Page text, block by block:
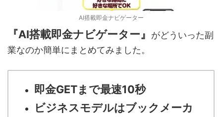
AI搭載即金ナビゲーター
『AI搭載即金ナビゲーター』
がどういった副
業なのか簡単にまとめてみました。
即金GETまで最速10秒
ビジネスモデルはブックメーカ